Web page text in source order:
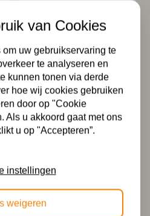
Tiffany
Kroonluchter
van Cookies
uw gebruikservaring te
te analyseren en
kunnen tonen via derde
hoe wij cookies gebruiken
door op "Cookie
Als u akkoord gaat met ons
u op "Accepteren”.
instellingen
weigeren